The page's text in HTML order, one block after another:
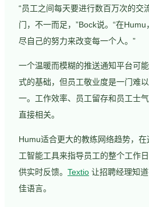
“员工之间每天要进行数百万次的交
门，不一而足，”Bock说。“在
尽自己的努力来改变每一个人。”
一个温暖而模糊的推送通知平台可
式的基础，但员工敬业度是一门难
一。工作效率、员工留存和员工士
直接相关。
Humu适合更大的教练网络趋势，
工智能工具来指导员工的整个工作日
供实时反馈。 Textio 让招聘经理知
佳语言。